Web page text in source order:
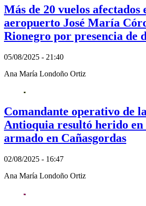
Más de 20 vuelos afectados
aeropuerto José María
Rionegro por presencia de
05/08/2025 - 21:40
Ana María Londoño Ortiz
Comandante operativo de
Antioquia resultó herido en
armado en Cañasgordas
02/08/2025 - 16:47
Ana María Londoño Ortiz